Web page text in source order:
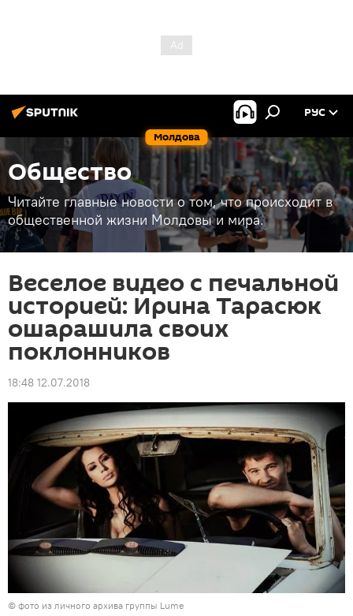
Молдова
РУС
Общество
Читайте главные новости о том, что происходит в
общественной жизни Молдовы и мира.
Веселое видео с печальной
историей: Ирина Тарасюк
ошарашила своих
поклонников
18:48 12.07.2018
© фото из личного архива группы Lume